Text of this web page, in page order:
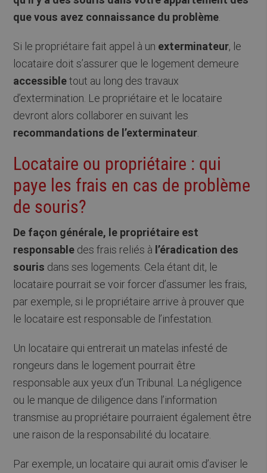
que vous avez connaissance du problème
Si le propriétaire fait appel à un exterminateur, le
locataire doit s’assurer que le logement demeure
accessibletout au long des travaux
d’extermination. Le propriétaire et le locataire
devront alors collaborer en suivant les
recommandations de l’exterminateur
Locataire ou propriétaire : qui
paye les frais en cas de problème
de souris?
De façon générale, le propriétaire est
responsable des frais reliés à l’éradication des
souris dans ses logements. Cela étant dit, le
locataire pourrait se voir forcer d’assumer les frais,
par exemple, si le propriétaire arrive à prouver que
le locataire est responsable de l’infestation.
Un locataire qui entrerait un matelas infesté de
rongeurs dans le logement pourrait être
responsable aux yeux d’un Tribunal. La négligence
ou le manque de diligence dans l’information
transmise au propriétaire pourraient également être
une raison de la responsabilité du locataire.
Par exemple, un locataire qui aurait omis d’aviser le